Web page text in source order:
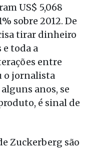
US$ 5,068
sobre 2012. De
tirar dinheiro
toda a
entre
o jornalista
anos, se
é sinal de
Zuckerberg são